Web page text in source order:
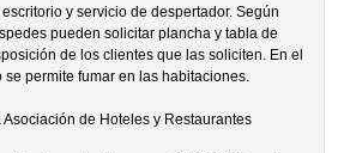
y servicio de despertador. Según
pueden solicitar plancha y tabla de
de los clientes que las soliciten. En el
se permite fumar en las habitaciones.
de Hoteles y Restaurantes